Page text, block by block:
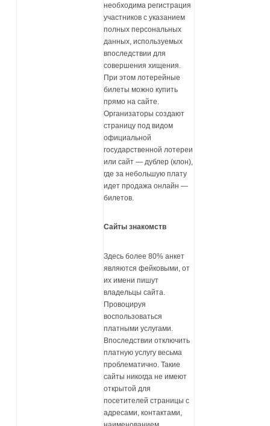
необходима регистрация
участников с указанием
полных персональных
данных, используемых
впоследствии для
совершения хищения.
При этом лотерейные
билеты можно купить
прямо на сайте.
Организаторы создают
страницу под видом
официальной
государственной лотереи
или сайт — дублер (клон),
где за небольшую плату
идет продажа онлайн —
билетов.
Сайты знакомств
Здесь более 80% анкет
являются фейковыми, от
их имени пишут
владельцы сайта.
Провоцируя
воспользоваться
платными услугами.
Впоследствии отключить
платную услугу весьма
проблематично. Такие
сайты никогда не имеют
открытой для
посетителей страницы с
адресами, контактами,